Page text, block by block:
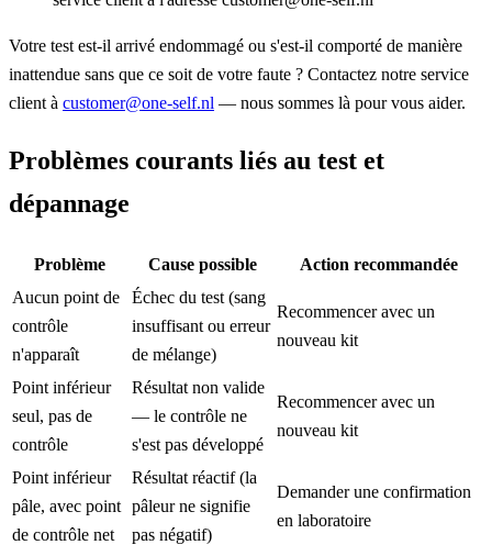
Votre test est-il arrivé endommagé ou s'est-il comporté de manière
inattendue sans que ce soit de votre faute ? Contactez notre service
client à customer@one-self.nl — nous sommes là pour vous aider.
Problèmes courants liés au test et
dépannage
Problème Cause possible
Action recommandée
Aucun point de
contrôle
n'apparaît
Échec du test (sang
insuffisant ou erreur
de mélange)
Recommencer avec un
nouveau kit
Point inférieur
seul, pas de
contrôle
Résultat non valide
— le contrôle ne
s'est pas développé
Recommencer avec un
nouveau kit
Point inférieur
pâle, avec point
de contrôle net
Résultat réactif (la
pâleur ne signifie
pas négatif)
Demander une confirmation
en laboratoire